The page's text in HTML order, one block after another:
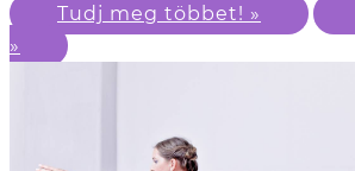
Tudj meg többet! »
»